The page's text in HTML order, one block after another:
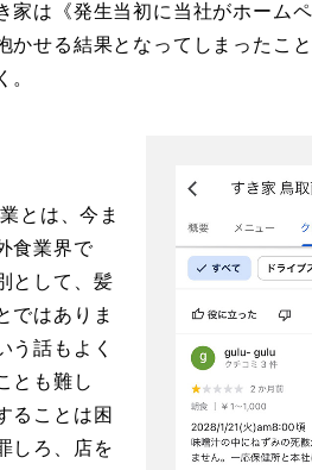
は《発生当初に当社がホーム
せる結果となってしまったこ
。
とは、今ま
食業界で
として、髪
ではありま
う話もよく
とも難し
ることは困
しろ、店を